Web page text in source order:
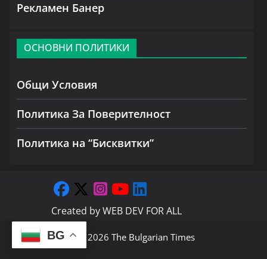
Рекламен Банер
ОСНОВНИ ПОЛИТИКИ
Общи Условия
Политика За Поверителност
Политика на “Бисквитки”
Created byWEB DEV FOR ALL
Copyright © 2026 The Bulgarian Times
BG